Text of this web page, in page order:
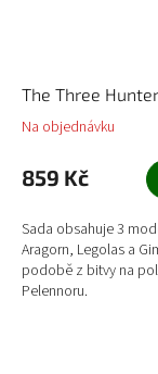
The Three
Na objednávku
859 Kč
Sada obsahuje 3
Aragorn, Legolas a
podobě z bitvy na
Pelennoru.